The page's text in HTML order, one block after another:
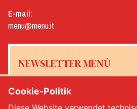
E-mail:
menu@menu.it
NEWSLETTER MENÙ
Cookie-Politik